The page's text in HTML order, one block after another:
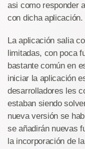
asi como responder
con dicha aplicación.
La aplicación salia
limitadas, con poca
bastante común en
iniciar la aplicación
desarrolladores les
estaban siendo
nueva versión se
se añadirán nuevas
la incorporación de